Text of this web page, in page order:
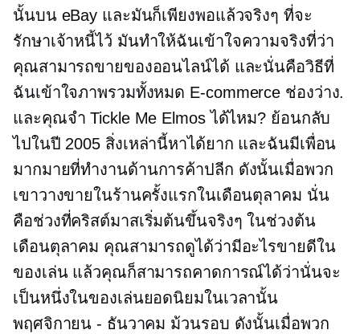
นั้นบน eBay และมันก็เพียงพอแล้วจริงๆ ที่จะ
รักษาเจ้าหนี้ไว้ มันทำให้ฉันเข้าใจความจริงที่ว่า
คุณสามารถขายของออนไลน์ได้ และนั่นคือวิธีที่
ฉันเข้าใจภาพรวมทั้งหมด E-commerce ช่องว่าง.
และคุณจำ Tickle Me Elmos ได้ไหม? ย้อนกลับ
ไปในปี 2005 สิ่งเหล่านี้หาได้ยาก และฉันมีเพื่อน
มากมายที่ทำงานด้านการค้าปลีก ดังนั้นเมื่อพวก
เขาวางขายในร้านครั้งแรกในเดือนตุลาคม นั่น
คือช่วงที่คริสต์มาสเริ่มต้นขึ้นจริงๆ ในช่วงต้น
เดือนตุลาคม คุณสามารถดูได้ว่ามีอะไรขายดีใน
ของเล่น แล้วคุณก็สามารถคาดการณ์ได้ว่านั่นจะ
เป็นหนึ่งในของเล่นยอดนิยมในเวลานั้น
พฤศจิกายน - ธันวาคม ม้วนรอบ ดังนั้นเมื่อพวก